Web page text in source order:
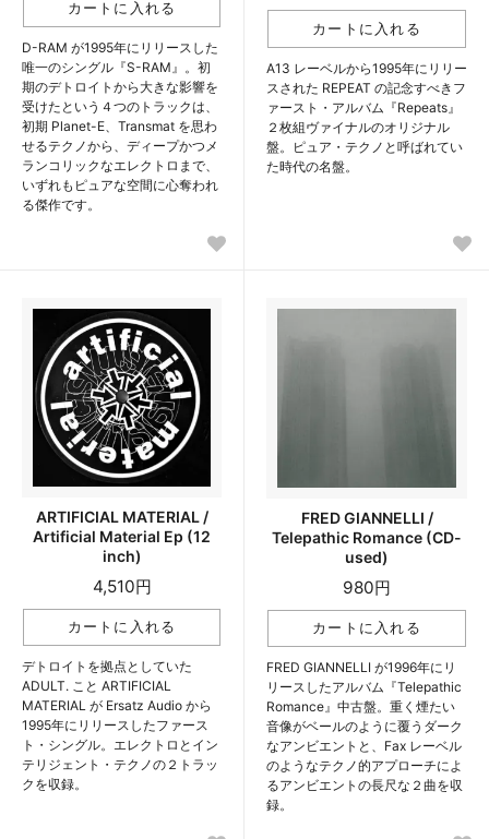
D-RAM が1995年にリリースした
唯一のシングル『S-RAM』。初
期のデトロイトから大きな影響を
受けたという４つのトラックは、
初期 Planet-E、Transmat を思わ
せるテクノから、ディープかつメ
ランコリックなエレクトロまで、
いずれもピュアな空間に心奪われ
る傑作です。
A13 レーベルから1995年にリリー
スされた REPEAT の記念すべきフ
ァースト・アルバム『Repeats』
２枚組ヴァイナルのオリジナル
盤。ピュア・テクノと呼ばれてい
た時代の名盤。
ARTIFICIAL MATERIAL /
Artificial Material Ep (12
inch)
4,510円
デトロイトを拠点としていた
ADULT. こと ARTIFICIAL
MATERIAL が Ersatz Audio から
1995年にリリースしたファース
ト・シングル。エレクトロとイン
テリジェント・テクノの２トラッ
クを収録。
FRED GIANNELLI /
Telepathic Romance (CD-
used)
980円
FRED GIANNELLI が1996年にリ
リースしたアルバム『Telepathic
Romance』中古盤。重く煙たい
音像がベールのように覆うダーク
なアンビエントと、Fax レーベル
のようなテクノ的アプローチによ
るアンビエントの長尺な２曲を収
録。